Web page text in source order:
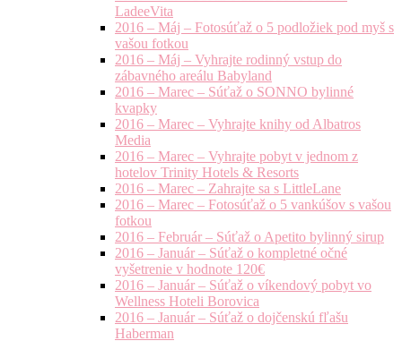
LadeeVita
2016 – Máj – Fotosúťaž o 5 podložiek pod myš s
vašou fotkou
2016 – Máj – Vyhrajte rodinný vstup do
zábavného areálu Babyland
2016 – Marec – Súťaž o SONNO bylinné
kvapky
2016 – Marec – Vyhrajte knihy od Albatros
Media
2016 – Marec – Vyhrajte pobyt v jednom z
hotelov Trinity Hotels & Resorts
2016 – Marec – Zahrajte sa s LittleLane
2016 – Marec – Fotosúťaž o 5 vankúšov s vašou
fotkou
2016 – Február – Súťaž o Apetito bylinný sirup
2016 – Január – Súťaž o kompletné očné
vyšetrenie v hodnote 120€
2016 – Január – Súťaž o víkendový pobyt vo
Wellness Hoteli Borovica
2016 – Január – Súťaž o dojčenskú fľašu
Haberman